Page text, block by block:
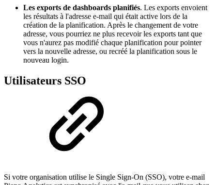
Les exports de dashboards planifiés. Les exports envoient
les résultats à l'adresse e-mail qui était active lors de la
création de la planification. Après le changement de votre
adresse, vous pourriez ne plus recevoir les exports tant que
vous n'aurez pas modifié chaque planification pour pointer
vers la nouvelle adresse, ou recréé la planification sous le
nouveau login.
Utilisateurs SSO
Si votre organisation utilise le Single Sign-On (SSO), votre e-mail